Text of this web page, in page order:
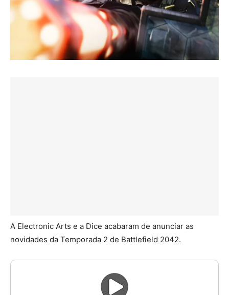
A Electronic Arts e a Dice acabaram de anunciar as
novidades da Temporada 2 de Battlefield 2042.